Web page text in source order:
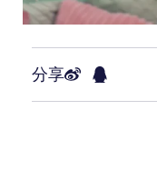
分享